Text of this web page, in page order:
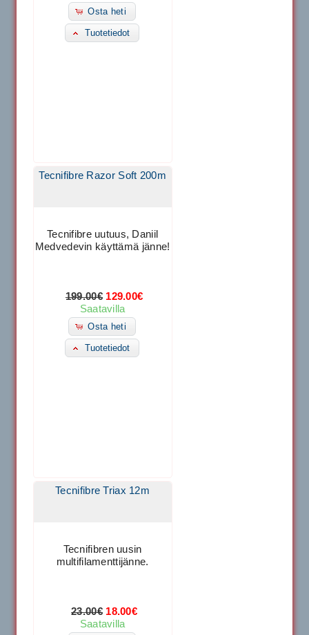
Osta heti
Tuotetiedot
Tecnifibre Razor Soft 200m
Tecnifibre uutuus, Daniil
Medvedevin käyttämä jänne!
199.00€ 129.00€
Saatavilla
Osta heti
Tuotetiedot
Tecnifibre Triax 12m
Tecnifibren uusin
multifilamenttijänne.
23.00€ 18.00€
Saatavilla